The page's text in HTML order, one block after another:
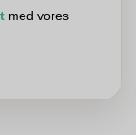
med vores